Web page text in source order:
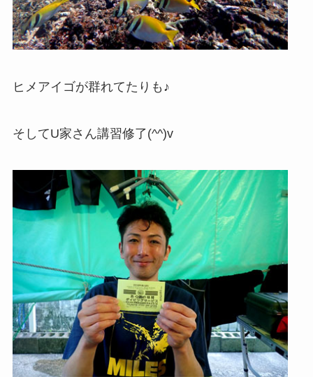
ヒメアイゴが群れてたりも♪
そしてU家さん講習修了(^^)v